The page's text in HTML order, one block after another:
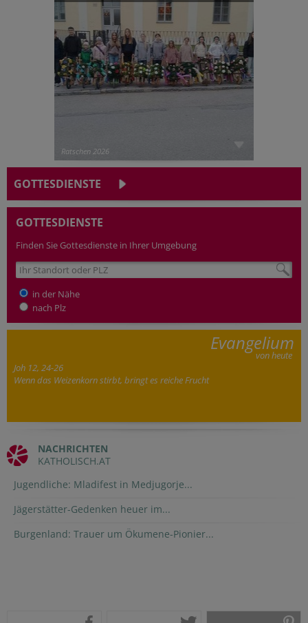
Ratschen 2026
GOTTESDIENSTE
GOTTESDIENSTE
Finden Sie Gottesdienste in Ihrer Umgebung
in der Nähe
nach Plz
Evangelium
von heute
Joh 12, 24-26
Wenn das Weizenkorn stirbt, bringt es reiche Frucht
NACHRICHTEN
KATHOLISCH.AT
Jugendliche: Mladifest in Medjugorje...
Jägerstätter-Gedenken heuer im...
Burgenland: Trauer um Ökumene-Pionier...